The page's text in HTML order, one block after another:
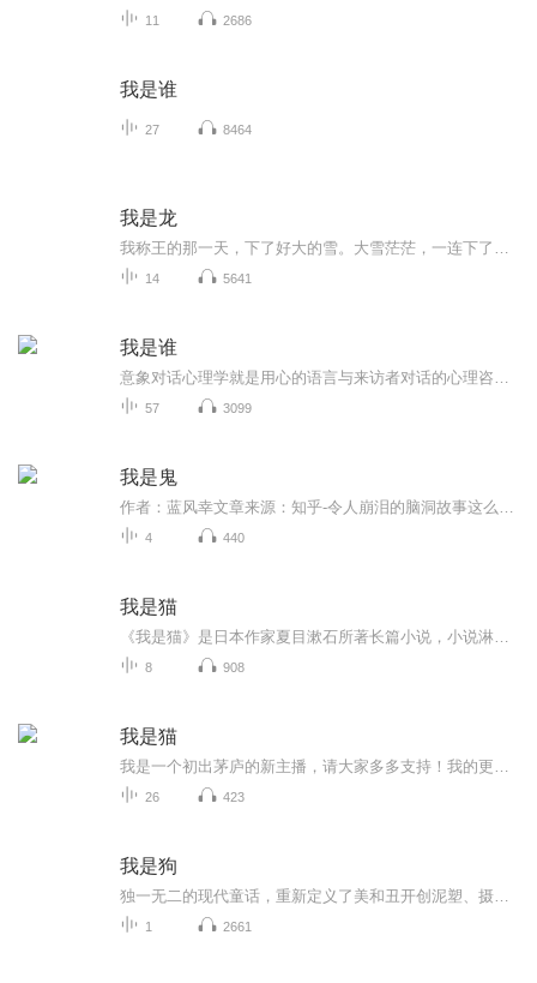
11 2686
我是谁
27 8464
我是龙
14 5641
我是谁
57 3099
我是鬼
4 440
我是猫
8 908
我是猫
26 423
我是狗
1 2661